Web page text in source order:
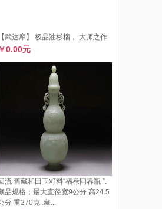
【武达摩】 极品油杉榴， 大师之作
￥0.00元
流 舊藏和田玉籽料“福禄同春瓶 ”.
品规格；最大直径宽9公分 高24.5
分 重270克 .藏...